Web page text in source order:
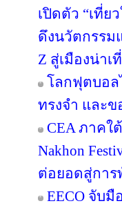
เปิดตัว “เที่ย
ดึงนวัตกรรม
Z สู่เมืองน่าเ
โลกฟุตบอล
ทรงจำ และ
CEA ภาคใ
Nakhon
ต่อยอดสู่การ
EECO จับ